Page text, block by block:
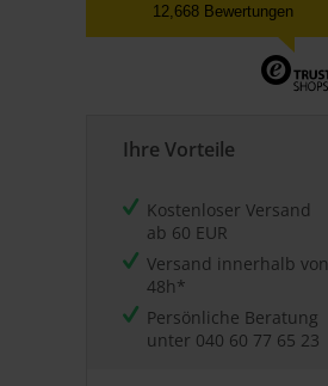
12,668 Bewertungen
Ihre Vorteile
Kostenloser Versand
ab 60 EUR
Versand innerhalb von
48h*
Persönliche Beratung
unter 040 60 77 65 23